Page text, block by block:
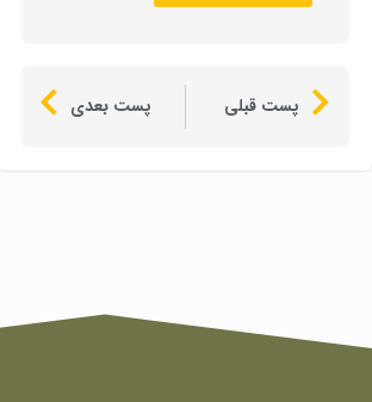
پست قبلی پست بعدی